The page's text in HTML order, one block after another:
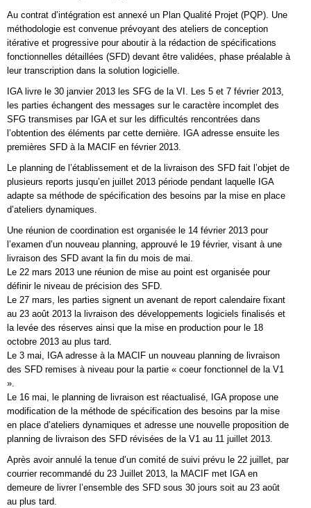
Au contrat d’intégration est annexé un Plan Qualité Projet (PQP). Une
méthodologie est convenue prévoyant des ateliers de conception
itérative et progressive pour aboutir à la rédaction de spécifications
fonctionnelles détaillées (SFD) devant être validées, phase préalable à
leur transcription dans la solution logicielle.
IGA livre le 30 janvier 2013 les SFG de la VI. Les 5 et 7 février 2013,
les parties échangent des messages sur le caractère incomplet des
SFG transmises par IGA et sur les difficultés rencontrées dans
l’obtention des éléments par cette dernière. IGA adresse ensuite les
premières SFD à la MACIF en février 2013.
Le planning de l’établissement et de la livraison des SFD fait l’objet de
plusieurs reports jusqu’en juillet 2013 période pendant laquelle IGA
adapte sa méthode de spécification des besoins par la mise en place
d’ateliers dynamiques.
Une réunion de coordination est organisée le 14 février 2013 pour
l’examen d’un nouveau planning, approuvé le 19 février, visant à une
livraison des SFD avant la fin du mois de mai.
Le 22 mars 2013 une réunion de mise au point est organisée pour
définir le niveau de précision des SFD.
Le 27 mars, les parties signent un avenant de report calendaire fixant
au 23 août 2013 la livraison des développements logiciels finalisés et
la levée des réserves ainsi que la mise en production pour le 18
octobre 2013 au plus tard.
Le 3 mai, IGA adresse à la MACIF un nouveau planning de livraison
des SFD remises à niveau pour la partie « coeur fonctionnel de la V1
».
Le 16 mai, le planning de livraison est réactualisé, IGA propose une
modification de la méthode de spécification des besoins par la mise
en place d’ateliers dynamiques et adresse une nouvelle proposition de
planning de livraison des SFD révisées de la V1 au 11 juillet 2013.
Après avoir annulé la tenue d’un comité de suivi prévu le 22 juillet, par
courrier recommandé du 23 Juillet 2013, la MACIF met IGA en
demeure de livrer l’ensemble des SFD sous 30 jours soit au 23 août
au plus tard.